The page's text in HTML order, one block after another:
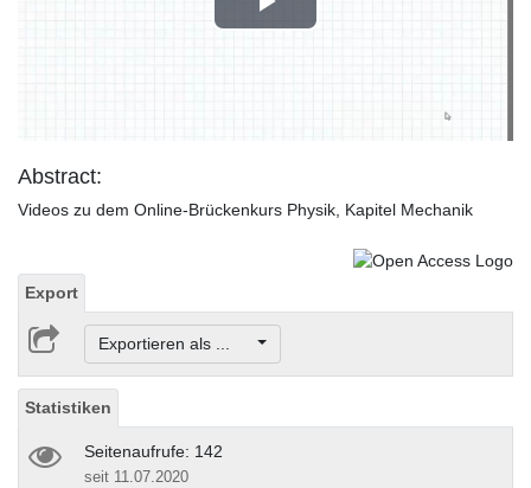
Play
Abstract:
Videos zu dem Online-Brückenkurs Physik, Kapitel Mechanik
Export
Exportieren als ...
Statistiken
Seitenaufrufe: 142
seit 11.07.2020